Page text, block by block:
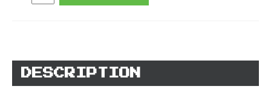
DESCRIPTION